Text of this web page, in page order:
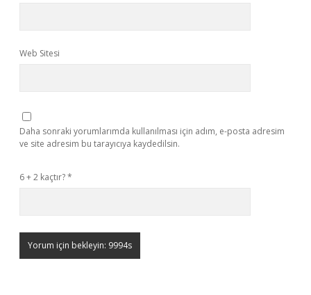
Web Sitesi
Daha sonraki yorumlarımda kullanılması için adım, e-posta adresim
ve site adresim bu tarayıcıya kaydedilsin.
6 + 2 kaçtır?*